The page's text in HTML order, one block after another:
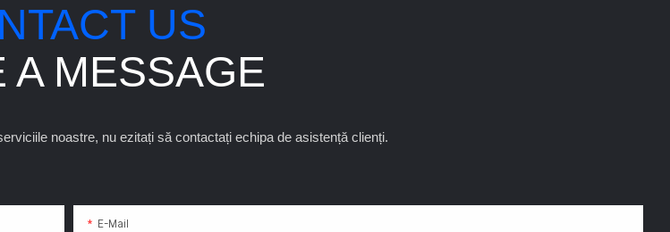
US
A MESSAGE
noastre, nu ezitați să contactați echipa de asistență clienți.
E-Mail